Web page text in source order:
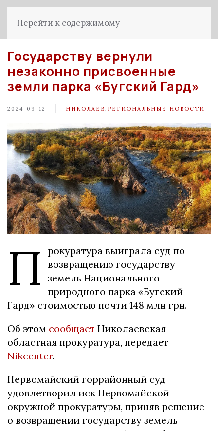
Перейти к содержимому
Государству вернули
незаконно присвоенные
земли парка «Бугский Гард»
2024-09-12 НИКОЛАЕВ РЕГИОНАЛЬНЫЕ НОВОСТИ
П рокуратура выиграла суд по
возвращению государству
земель Национального
природного парка «Бугский
Гард» стоимостью почти 148 млн грн.
Об этом сообщает Николаевская
областная прокуратура, передает
Nikcenter.
Первомайский горрайонный суд
удовлетворил иск Первомайской
окружной прокуратуры, приняв решение
о возвращении государству земель